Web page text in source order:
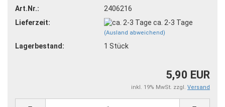
Art.Nr.:
2406216
Lieferzeit:
ca. 2-3 Tage
(Ausland abweichend)
Lagerbestand: 1 Stück
5,90 EUR
inkl. 19% MwSt. zzgl. Versand